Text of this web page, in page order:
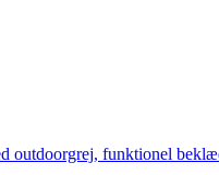
funktionel